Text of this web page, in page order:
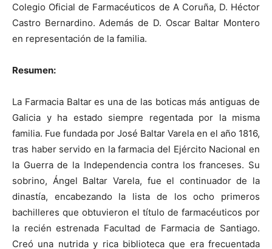
Colegio Oficial de Farmacéuticos de A Coruña, D. Héctor
Castro Bernardino. Además de D. Oscar Baltar Montero
en representación de la familia.
Resumen:
La Farmacia Baltar es una de las boticas más antiguas de
Galicia y ha estado siempre regentada por la misma
familia. Fue fundada por José Baltar Varela en el año 1816,
tras haber servido en la farmacia del Ejército Nacional en
la Guerra de la Independencia contra los franceses. Su
sobrino, Ángel Baltar Varela, fue el continuador de la
dinastía, encabezando la lista de los ocho primeros
bachilleres que obtuvieron el título de farmacéuticos por
la recién estrenada Facultad de Farmacia de Santiago.
Creó una nutrida y rica biblioteca que era frecuentada